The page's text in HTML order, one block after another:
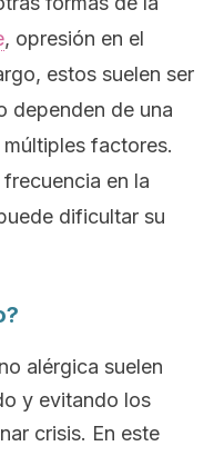
, opresión en el
estos suelen ser
dependen de una
factores.
en la
dificultar su
alérgica suelen
y evitando los
crisis. En este